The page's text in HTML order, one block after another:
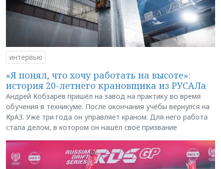
интервью
«Я понял, что хочу работать на высоте»:
история 20-летнего крановщика из РУСАЛа
Андрей Кобзарев пришёл на завод на практику во время
обучения в техникуме. После окончания учёбы вернулся на
КрАЗ. Уже три года он управляет краном. Для него работа
стала делом, в котором он нашёл своё призвание